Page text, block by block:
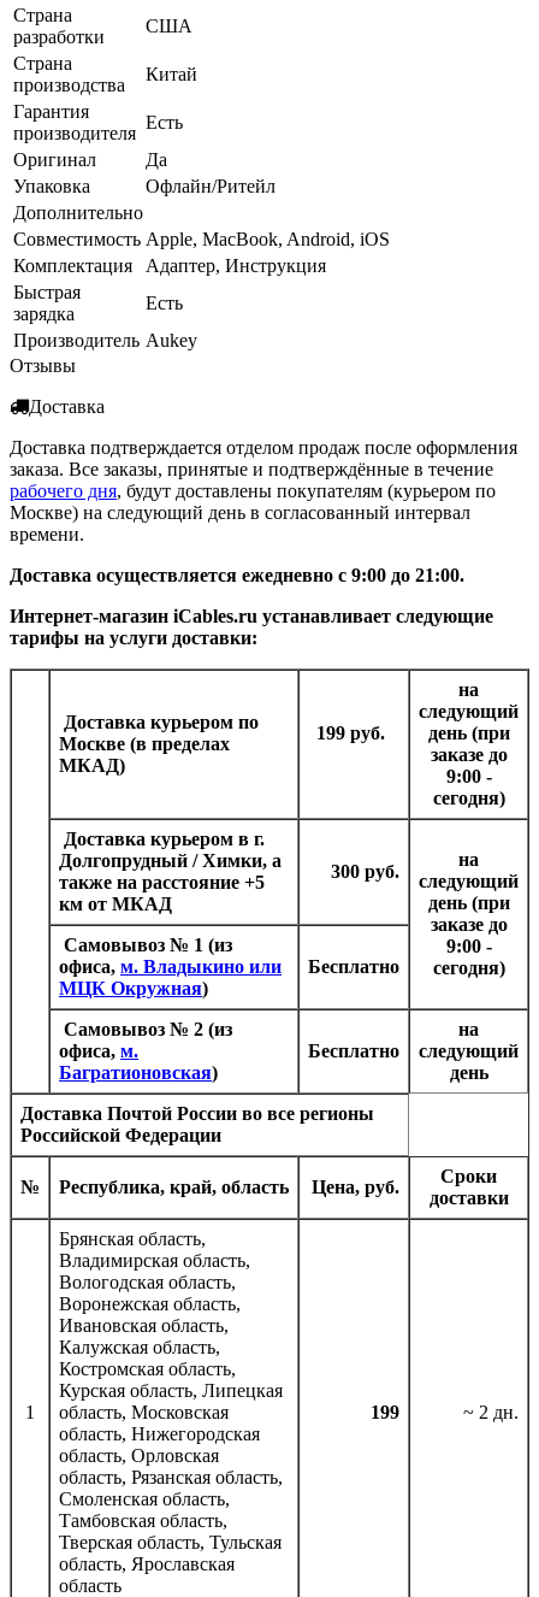
Страна
разработки
США
Страна
производства
Китай
Гарантия
производителя
Есть
Оригинал
Да
Упаковка
Офлайн/Ритейл
Дополнительно
Совместимость Apple, MacBook, Android, iOS
Комплектация
Адаптер, Инструкция
Быстрая
зарядка
Есть
Производитель Aukey
Отзывы
Доставка
Доставка подтверждается отделом продаж после оформления
заказа. Все заказы, принятые и подтверждённые в течение
рабочего дня, будут доставлены покупателям (курьером по
Москве) на следующий день в согласованный интервал
времени.
Доставка осуществляется ежедневно с 9:00 до 21:00.
Интернет-магазин iCables.ru устанавливает следующие
тарифы на услуги доставки:
Доставка курьером по
Москве (в пределах
МКАД)
199 руб.
на
следующий
день (при
заказе до
9:00 -
сегодня)
Доставка курьером в г.
Долгопрудный / Химки, а
также на расстояние +5
км от МКАД
300 руб.
на
следующий
день (при
заказе до
9:00 -
сегодня)
Самовывоз № 1 (из
офиса, м. Владыкино или
МЦК Окружная)
Бесплатно
Самовывоз № 2 (из
офиса, м.
Багратионовская)
Бесплатно
на
следующий
день
Доставка Почтой России во все регионы
Российской Федерации
№ Республика, край, область Цена, руб.
Сроки
доставки
1
Брянская область,
Владимирская область,
Вологодская область,
Воронежская область,
Ивановская область,
Калужская область,
Костромская область,
Курская область, Липецкая
область, Московская
область, Нижегородская
область, Орловская
область, Рязанская область,
Смоленская область,
Тамбовская область,
Тверская область, Тульская
область, Ярославская
область
199 ~ 2 дн.